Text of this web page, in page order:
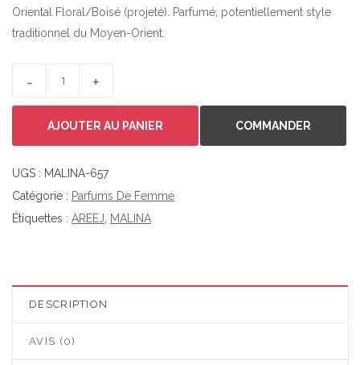
Oriental Floral/Boisé (projeté). Parfumé, potentiellement style
traditionnel du Moyen-Orient.
AJOUTER AU PANIER COMMANDER
UGS : MALINA-657
Catégorie : Parfums De Femme
Étiquettes : AREEJ MALINA
DESCRIPTION
AVIS (0)